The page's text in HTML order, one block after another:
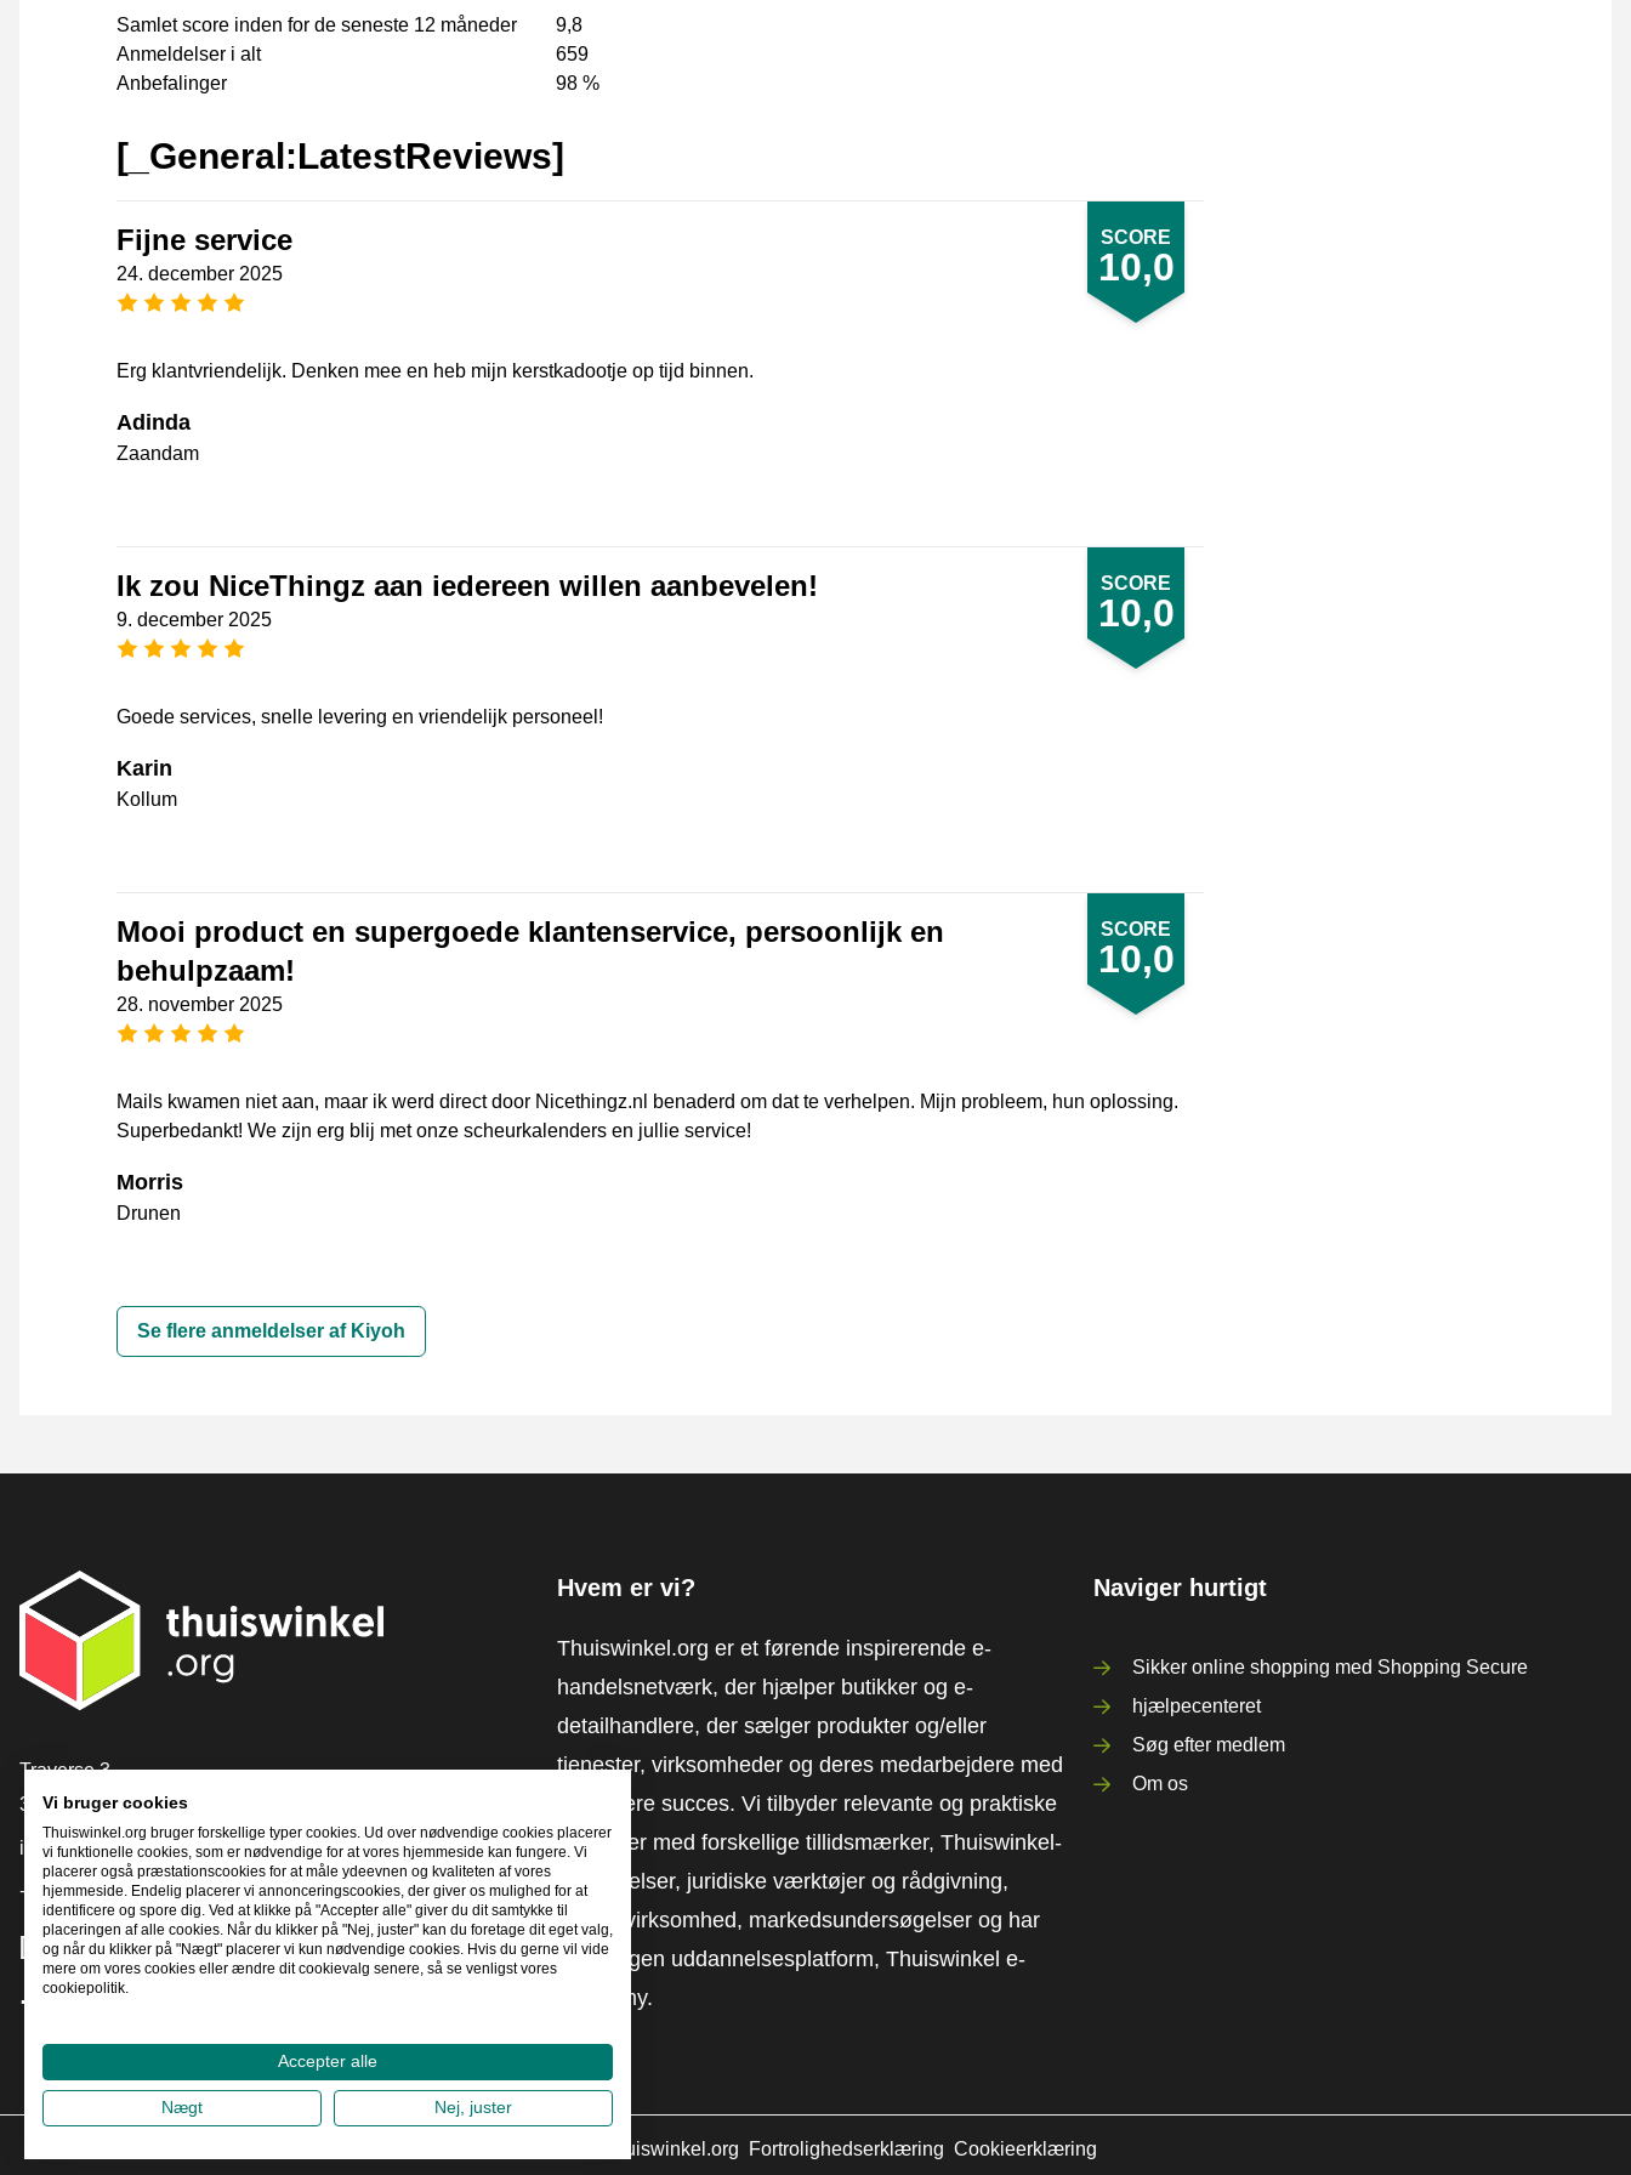
Samlet score inden for de seneste 12 måneder
9,8
Anmeldelser i alt
659
Anbefalinger
98 %
[_General:LatestReviews]
SCORE
10,0
Fijne service
24. december 2025
[_General:NumberOfStarsPluralFormat]
Erg klantvriendelijk. Denken mee en heb mijn kerstkadootje op tijd binnen.
Adinda
Zaandam
SCORE
10,0
Ik zou NiceThingz aan iedereen willen aanbevelen!
9. december 2025
[_General:NumberOfStarsPluralFormat]
Goede services, snelle levering en vriendelijk personeel!
Karin
Kollum
SCORE
10,0
Mooi product en supergoede klantenservice, persoonlijk en
behulpzaam!
28. november 2025
[_General:NumberOfStarsPluralFormat]
Mails kwamen niet aan, maar ik werd direct door Nicethingz.nl benaderd om dat te verhelpen. Mijn probleem, hun oplossing.
Superbedankt! We zijn erg blij met onze scheurkalenders en jullie service!
Morris
Drunen
Se flere anmeldelser af Kiyoh
[_General:Contact]
Traverse 3
3905 NL Veenendaal
info@thuiswinkel.org
+31 (0)318 64 85 75
[_General:SocialMediaTitle]
Hvem er vi?
Thuiswinkel.org er et førende inspirerende e-
handelsnetværk, der hjælper butikker og e-
detailhandlere, der sælger produkter og/eller
tjenester, virksomheder og deres medarbejdere med
at få mere succes. Vi tilbyder relevante og praktiske
løsninger med forskellige tillidsmærker, Thuiswinkel-
anmeldelser, juridiske værktøjer og rådgivning,
fortalervirksomhed, markedsundersøgelser og har
vores egen uddannelsesplatform, Thuiswinkel e-
Academy.
Naviger hurtigt
Sikker online shopping med Shopping Secure
hjælpecenteret
Søg efter medlem
Om os
Thuiswinkel.org Fortrolighedserklæring Cookieerklæring
Vi bruger cookies
Thuiswinkel.org bruger forskellige typer cookies. Ud over nødvendige cookies placerer
vi funktionelle cookies, som er nødvendige for at vores hjemmeside kan fungere. Vi
placerer også præstationscookies for at måle ydeevnen og kvaliteten af ​​vores
hjemmeside. Endelig placerer vi annonceringscookies, der giver os mulighed for at
identificere og spore dig. Ved at klikke på "Accepter alle" giver du dit samtykke til
placeringen af ​​alle cookies. Når du klikker på "Nej, juster" kan du foretage dit eget valg,
og når du klikker på "Nægt" placerer vi kun nødvendige cookies. Hvis du gerne vil vide
mere om vores cookies eller ændre dit cookievalg senere, så se venligst vores
cookiepolitik.
Accepter alle
Nægt Nej, juster